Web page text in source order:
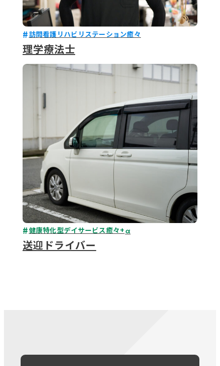
訪問看護リハビリステーション癒々
理学療法士
健康特化型デイサービス癒々+α
送迎ドライバー